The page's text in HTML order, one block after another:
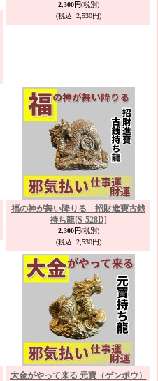
2,300円(税別)
(税込: 2,530円)
福の神が舞い降りる 招財進寶古銭
持ち龍[S-528D]
2,300円(税別)
(税込: 2,530円)
大金がやって来る 元寶（ゲンポウ）